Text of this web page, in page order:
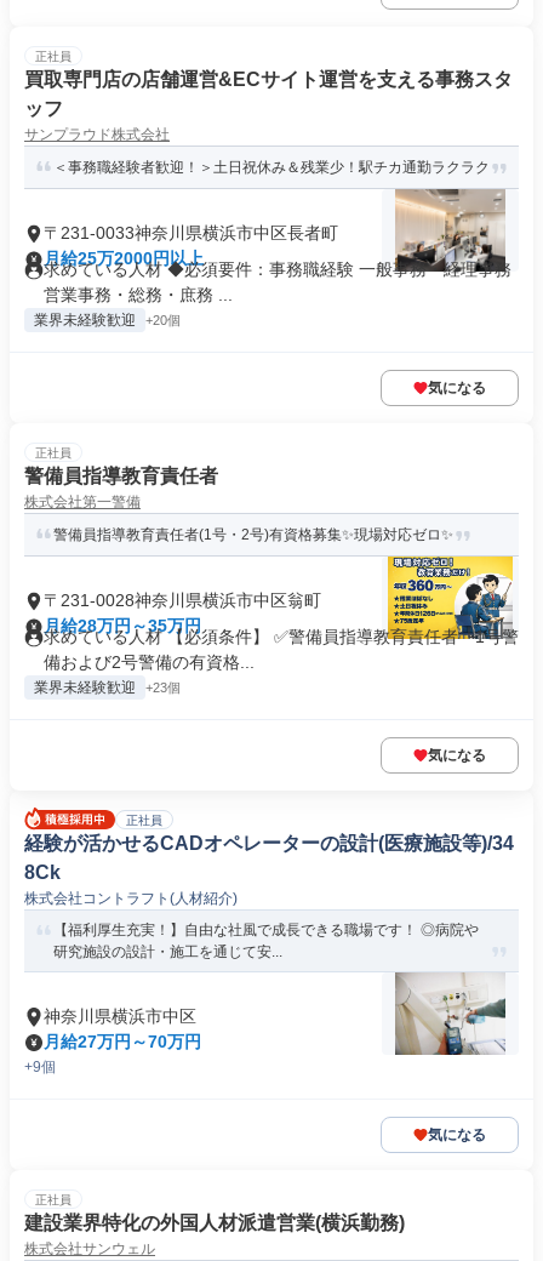
正社員
買取専門店の店舗運営&ECサイト運営を支える事務スタ
ッフ
サンプラウド株式会社
＜事務職経験者歓迎！＞土日祝休み＆残業少！駅チカ通勤ラクラク
〒231-0033神奈川県横浜市中区長者町
月給25万2000円以上
求めている人材 ◆必須要件：事務職経験 一般事務・経理事務
営業事務・総務・庶務 ...
業界未経験歓迎 +20個
気になる
正社員
警備員指導教育責任者
株式会社第一警備
警備員指導教育責任者(1号・2号)有資格募集✨現場対応ゼロ✨
〒231-0028神奈川県横浜市中区翁町
月給28万円～35万円
求めている人材 【必須条件】 ✅警備員指導教育責任者 └1号警
備および2号警備の有資格...
業界未経験歓迎 +23個
気になる
正社員
経験が活かせるCADオペレーターの設計(医療施設等)/34
8Ck
株式会社コントラフト(人材紹介)
【福利厚生充実！】自由な社風で成長できる職場です！ ◎病院や
研究施設の設計・施工を通じて安...
神奈川県横浜市中区
月給27万円～70万円
+9個
気になる
正社員
建設業界特化の外国人材派遣営業(横浜勤務)
株式会社サンウェル